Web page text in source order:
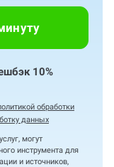
10%
обработки
данных
могут
инструмента для
и источников,